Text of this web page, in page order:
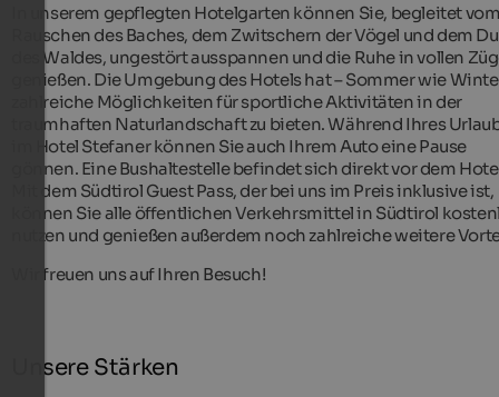
In unserem gepflegten Hotelgarten können Sie, begleitet
Rauschen des Baches, dem Zwitschern der Vögel und dem
des Waldes, ungestört ausspannen und die Ruhe in vollen
genießen. Die Umgebung des Hotels hat – Sommer wie
zahlreiche Möglichkeiten für sportliche Aktivitäten in der
traumhaften Naturlandschaft zu bieten. Während Ihres
im Hotel Stefaner können Sie auch Ihrem Auto eine Pause
gönnen. Eine Bushaltestelle befindet sich direkt vor dem
Mit dem Südtirol Guest Pass, der bei uns im Preis inklusive ist,
können Sie alle öffentlichen Verkehrsmittel in Südtirol
nutzen und genießen außerdem noch zahlreiche weitere
Wir freuen uns auf Ihren Besuch!
Unsere Stärken